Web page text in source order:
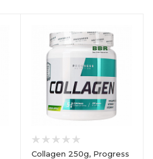
Collagen 250g, Progress